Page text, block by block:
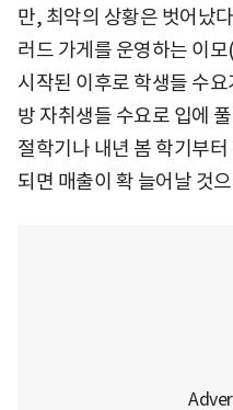
만, 최악의 상황은 벗어났
러드 가게를 운영하는 이
시작된 이후로 학생들 수
방 자취생들 수요로 입에
절학기나 내년 봄 학기부
되면 매출이 확 늘어날 것